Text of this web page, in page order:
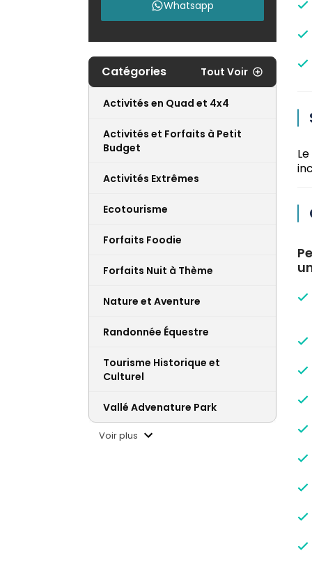
Whatsapp
Catégories Tout Voir
Activités en Quad et 4x4
Activités et Forfaits à Petit
Budget
Activités Extrêmes
Ecotourisme
Forfaits Foodie
Forfaits Nuit à Thème
Nature et Aventure
Randonnée Équestre
Tourisme Historique et
Culturel
Vallé Advenature Park
Voir plus